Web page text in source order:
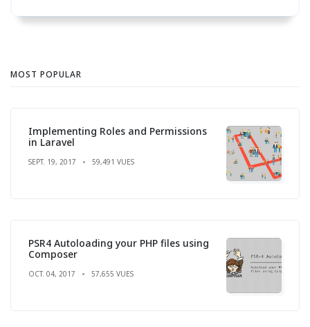
MOST POPULAR
Implementing Roles and Permissions
in Laravel
SEPT. 19, 2017 59,491 VUES
PSR4 Autoloading your PHP files using
Composer
OCT. 04, 2017 57,655 VUES